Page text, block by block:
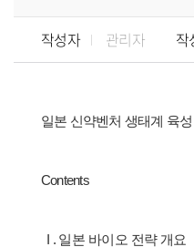
작성자 관리자 작
일본 신약벤처 생태계 육
Contents
I . 일본 바이오 전략 개요